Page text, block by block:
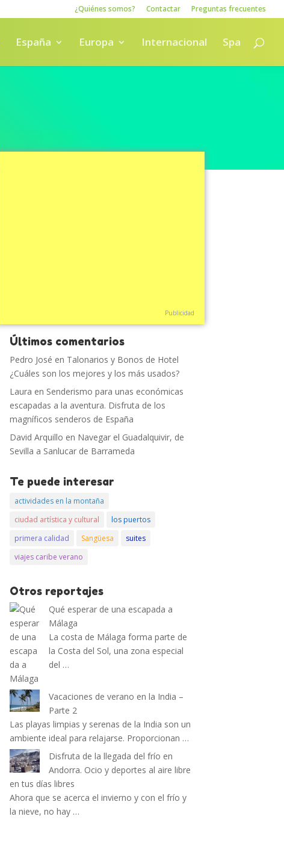
¿Quiénes somos? Contactar Preguntas frecuentes
España Europa Internacional Spa
Publicidad
Últimos comentarios
Pedro José en Talonarios y Bonos de Hotel
¿Cuáles son los mejores y los más usados?
Laura en Senderismo para unas económicas
escapadas a la aventura. Disfruta de los
magníficos senderos de España
David Arquillo en Navegar el Guadalquivir, de
Sevilla a Sanlucar de Barrameda
Te puede interesar
actividades en la montaña
ciudad artística y cultural
los puertos
primera calidad
Sangüesa
suites
viajes caribe verano
Otros reportajes
Qué esperar de una escapada a
Málaga
La costa de Málaga forma parte de
la Costa del Sol, una zona especial
del …
Vacaciones de verano en la India –
Parte 2
Las playas limpias y serenas de la India son un
ambiente ideal para relajarse. Proporcionan …
Disfruta de la llegada del frío en
Andorra. Ocio y deportes al aire libre
en tus días libres
Ahora que se acerca el invierno y con el frío y
la nieve, no hay …